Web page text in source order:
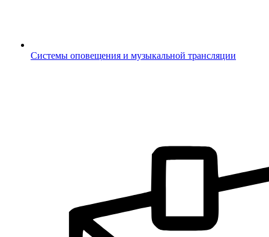
Системы оповещения и музыкальной трансляции